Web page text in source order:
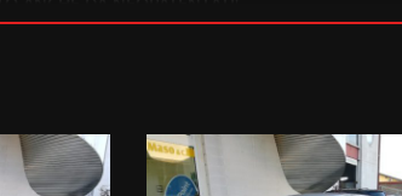
DI EVITARE SPIACEVOLI INCONVENIENTI, E'